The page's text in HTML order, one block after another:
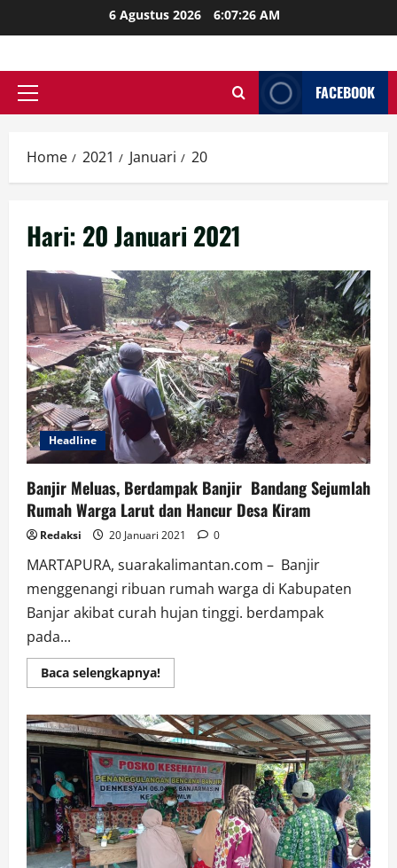
to
6 Agustus 2026 6:07:28 AM
Primary
FACEBOOK
Home 2021 Januari 20
Hari: 20 Januari 2021
Headline
Banjir Meluas, Berdampak Banjir Bandang Sejumlah
Rumah Warga Larut dan Hancur Desa Kiram
Redaksi 20 Januari 2021 0
MARTAPURA, suarakalimantan.com – Banjir
menggenangi ribuan rumah warga di Kabupaten
Banjar akibat curah hujan tinggi. berdampak
pada...
Baca selengkapnya!Read
more
Meluas,
Berdampak
Banjir
Bandang
Sejumlah
Rumah
Warga
Larut
dan
Hancur
Desa
Kiram